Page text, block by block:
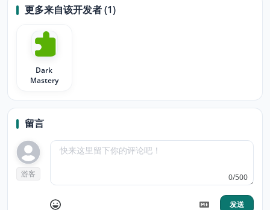
更多来自该开发者 (1)
Dark
Mastery
留言
游客 0/500
发送